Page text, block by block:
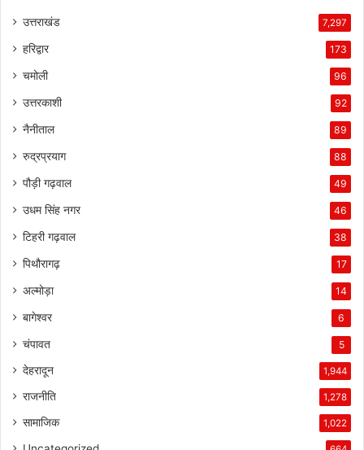
उत्तराखंड 7,297
हरिद्वार 173
चमोली 96
उत्तरकाशी 92
नैनीताल 89
रुद्रप्रयाग 88
पौड़ी गढ़वाल 49
उधम सिंह नगर 46
टिहरी गढ़वाल 38
पिथौरागढ़ 17
अल्मोड़ा 14
बागेश्वर 6
चंपावत 5
देहरादून 1,944
राजनीति 1,278
सामाजिक 1,022